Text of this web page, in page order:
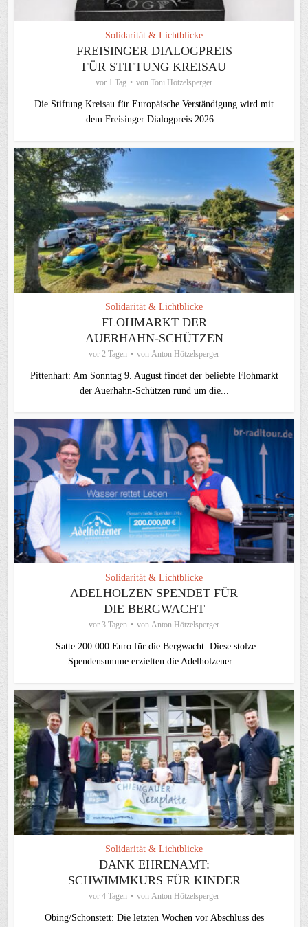
Solidarität & Lichtblicke
FREISINGER DIALOGPREIS
FÜR STIFTUNG KREISAU
vor 1 Tag von Toni Hötzelsperger
Die Stiftung Kreisau für Europäische Verständigung wird mit
dem Freisinger Dialogpreis 2026...
Solidarität & Lichtblicke
FLOHMARKT DER
AUERHAHN-SCHÜTZEN
vor 2 Tagen von Anton Hötzelsperger
Pittenhart: Am Sonntag 9. August findet der beliebte Flohmarkt
der Auerhahn-Schützen rund um die...
Solidarität & Lichtblicke
ADELHOLZEN SPENDET FÜR
DIE BERGWACHT
vor 3 Tagen von Anton Hötzelsperger
Satte 200.000 Euro für die Bergwacht: Diese stolze
Spendensumme erzielten die Adelholzener...
Solidarität & Lichtblicke
DANK EHRENAMT:
SCHWIMMKURS FÜR KINDER
vor 4 Tagen von Anton Hötzelsperger
Obing/Schonstett: Die letzten Wochen vor Abschluss des